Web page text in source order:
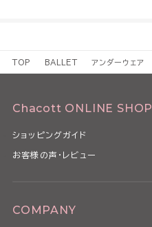
TOP BALLET アンダーウェア
Chacott ONLINE SHOP
ショッピングガイド
お客様の声・レビュー
COMPANY